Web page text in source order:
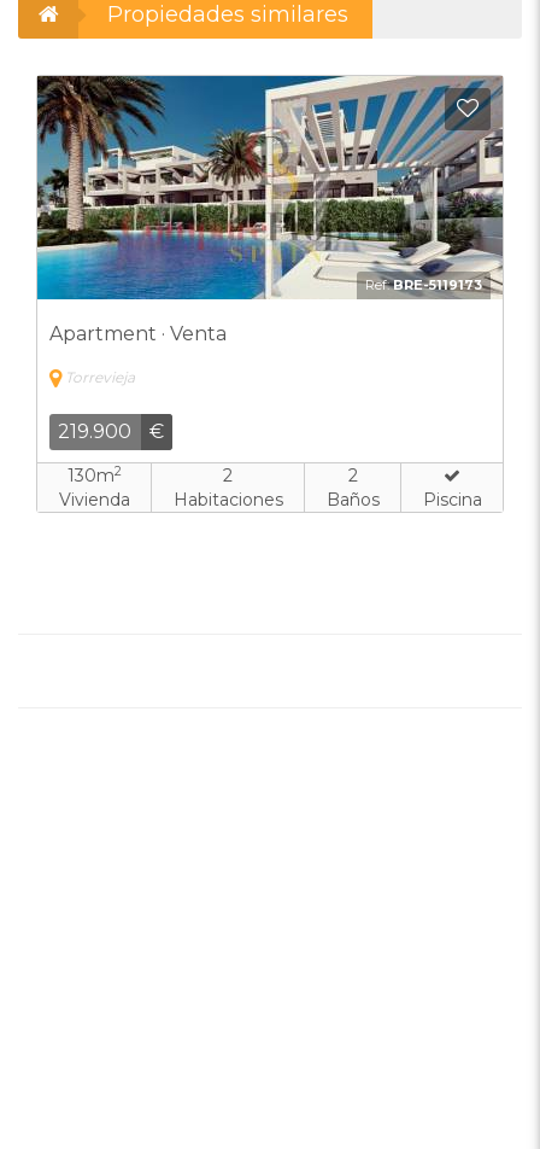
Propiedades similares
Ref:BRE-5119173
Apartment · Venta
Torrevieja
219.900 €
130m2
Vivienda
2
Habitaciones
2
Baños
Piscina